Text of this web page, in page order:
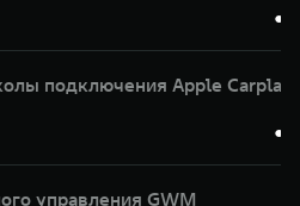
●
подключения Apple Carplay
●
управления GWM